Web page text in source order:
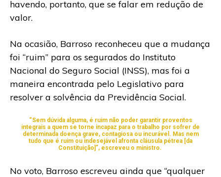
havendo, portanto, que se falar em redução de
valor.
Na ocasião, Barroso reconheceu que a mudança
foi “ruim” para os segurados do Instituto
Nacional do Seguro Social (INSS), mas foi a
maneira encontrada pelo Legislativo para
resolver a solvência da Previdência Social.
“Sem dúvida alguma, é ruim não poder garantir proventos
integrais a quem se torne incapaz para o trabalho por sofrer de
determinada doença grave, contagiosa ou incurável. Mas nem
tudo que é ruim ou indesejável afronta cláusula pétrea [da
Constituição]”, escreveu o ministro.
No voto, Barroso escreveu ainda que “qualquer